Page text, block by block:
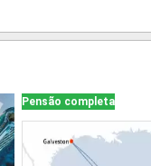
Pensão completa